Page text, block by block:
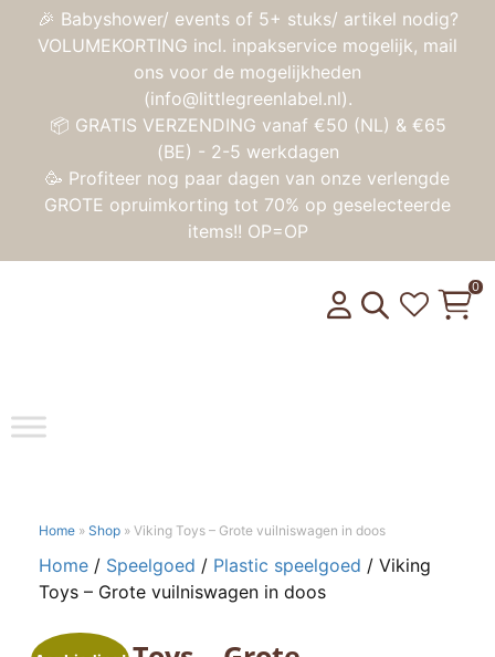
🎉 Babyshower/ events of 5+ stuks/ artikel nodig?
VOLUMEKORTING incl. inpakservice mogelijk, mail
ons voor de mogelijkheden
(info@littlegreenlabel.nl).
📦 GRATIS VERZENDING vanaf €50 (NL) & €65
(BE) - 2-5 werkdagen
🥳 Profiteer nog paar dagen van onze verlengde
GROTE opruimkorting tot 70% op geselecteerde
items!! OP=OP
Toggle
0
Home » Shop » Viking Toys – Grote vuilniswagen in doos
Home / Speelgoed / Plastic speelgoed / Viking
Toys – Grote vuilniswagen in doos